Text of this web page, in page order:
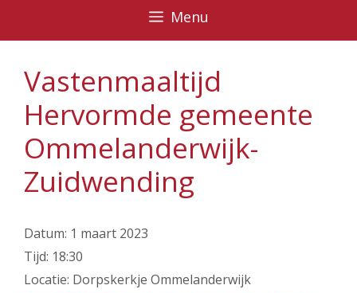
Menu
Vastenmaaltijd
Hervormde gemeente
Ommelanderwijk-
Zuidwending
Datum: 1 maart 2023
Tijd: 18:30
Locatie: Dorpskerkje Ommelanderwijk